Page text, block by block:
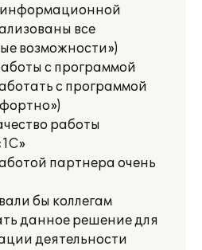
информационной
все
возможности»)
с программой
с программой
работы
партнера очень
бы коллегам
данное решение для
деятельности